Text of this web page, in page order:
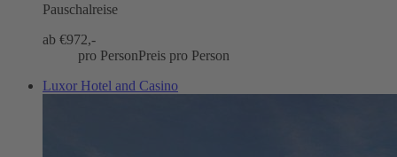
Pauschalreise
ab €972,-
pro PersonPreis pro Person
Luxor Hotel and Casino